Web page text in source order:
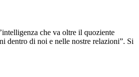
che va oltre il quoziente
dentro di noi e nelle nostre relazioni”. Si